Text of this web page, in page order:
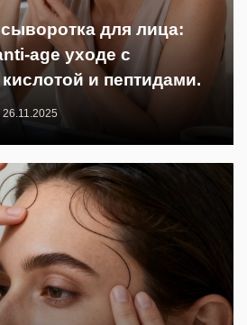
для лица:
age уходе с
и пептидами.
26.11.2025